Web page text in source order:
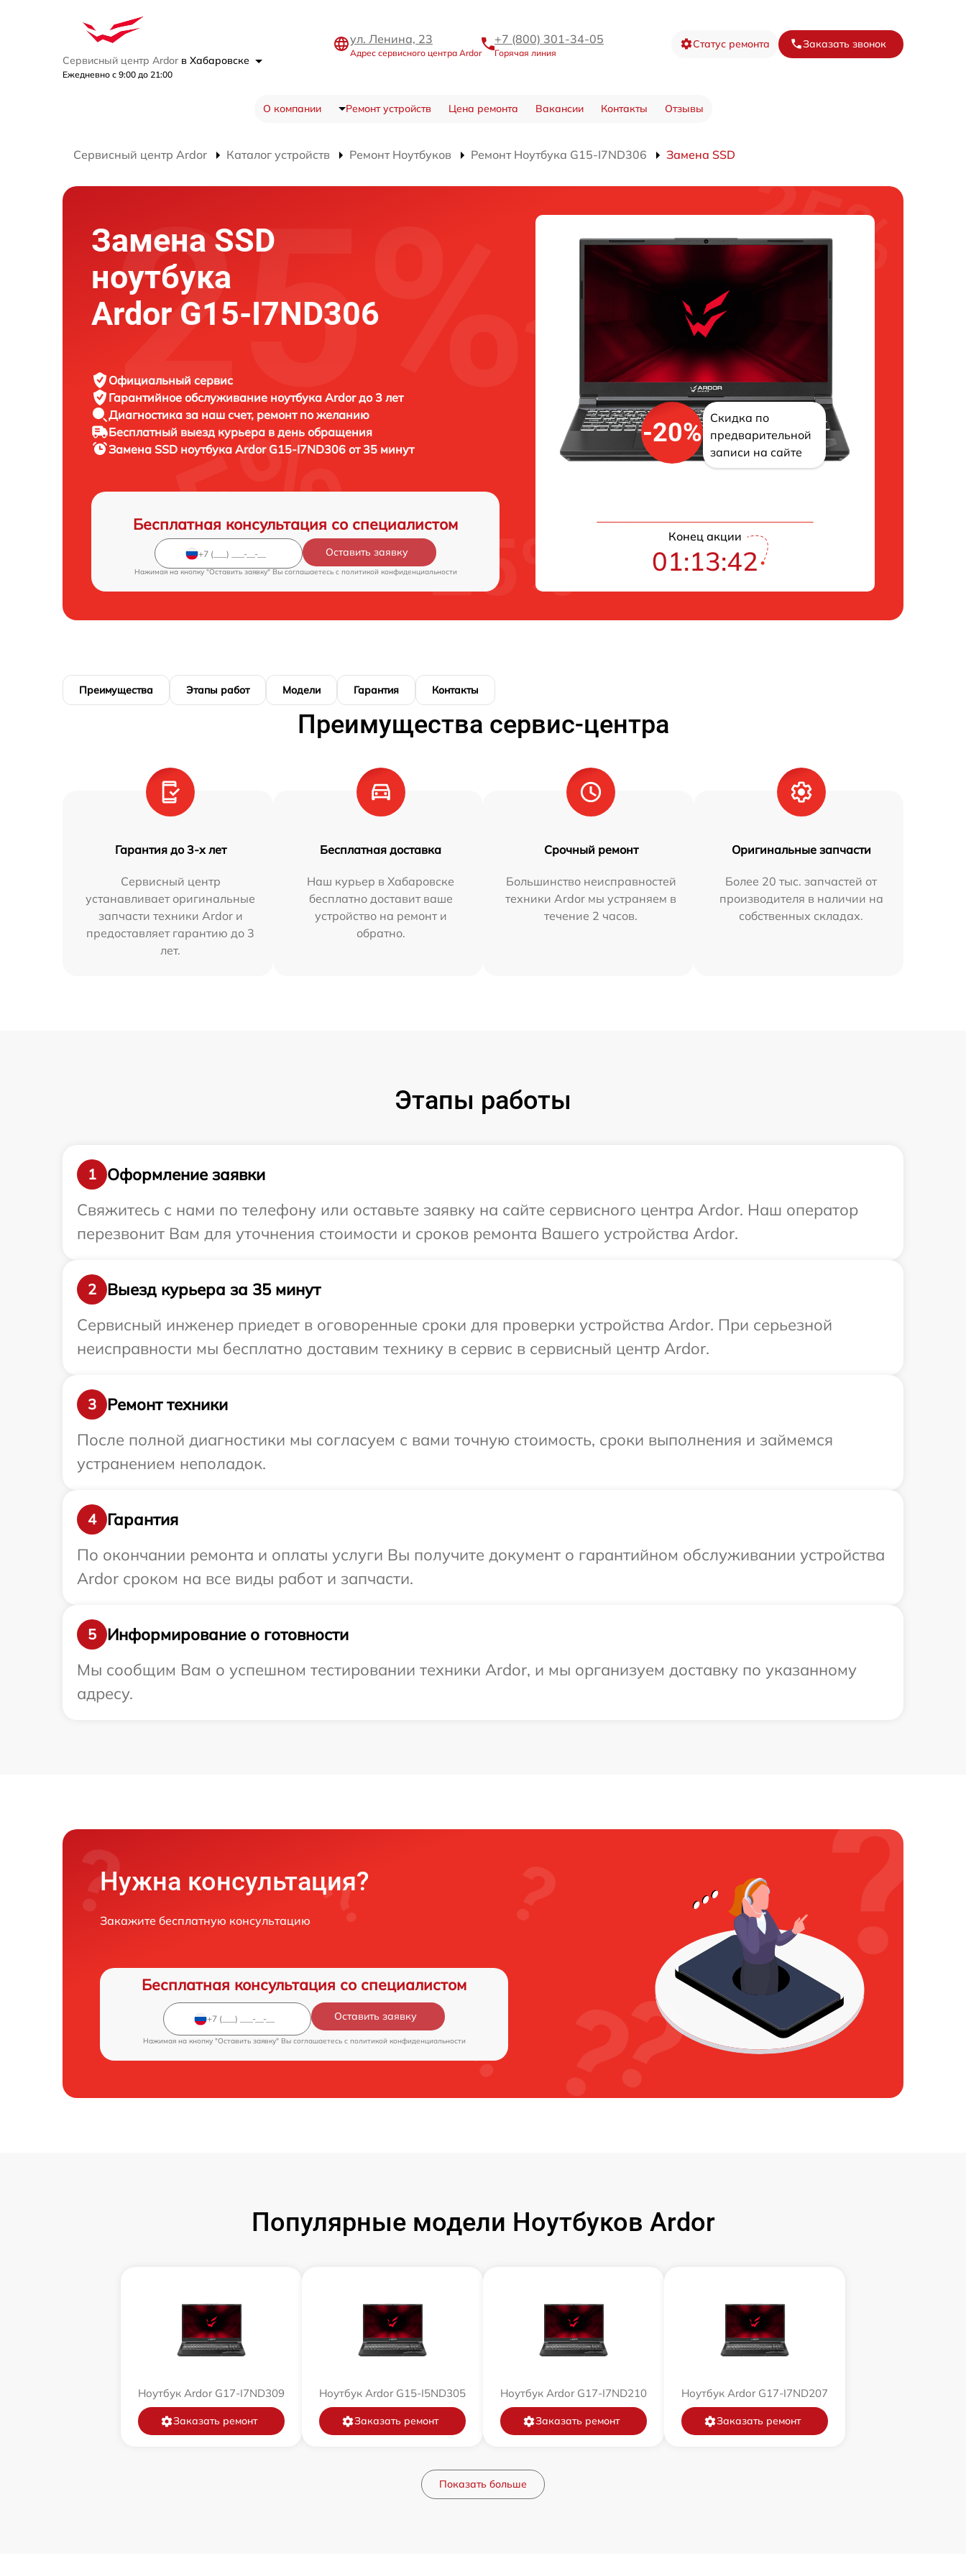
Сервисный центр Ardor в Хабаровске
Ежедневно с 9:00 до 21:00
ул. Ленина, 23
Адрес сервисного центра Ardor
+7 (800) 301-34-05
Горячая линия
Статус ремонта Заказать звонок
О компании Ремонт устройств Цена ремонта Вакансии Контакты Отзывы
Сервисный центр Ardor Каталог устройств Ремонт Ноутбуков Ремонт Ноутбука G15-I7ND306 Замена SSD
Замена SSD
ноутбука
Ardor G15-I7ND306
Официальный сервис
Гарантийное обслуживание ноутбука Ardor до 3 лет
Диагностика за наш счет, ремонт по желанию
Бесплатный выезд курьера в день обращения
Замена SSD ноутбука Ardor G15-I7ND306 от 35 минут
Бесплатная консультация со специалистом
Оставить заявку
Нажимая на кнопку "Оставить заявку" Вы соглашаетесь c политикой конфиденциальности
-20%
Скидка по
предварительной
записи на сайте
Конец акции
01:13:41
Преимущества Этапы работ Модели Гарантия Контакты
Преимущества сервис-центра
Гарантия до 3-х лет
Сервисный центр
устанавливает оригинальные
запчасти техники Ardor и
предоставляет гарантию до 3
лет.
Бесплатная доставка
Наш курьер в Хабаровске
бесплатно доставит ваше
устройство на ремонт и
обратно.
Срочный ремонт
Большинство неисправностей
техники Ardor мы устраняем в
течение 2 часов.
Оригинальные запчасти
Более 20 тыс. запчастей от
производителя в наличии на
собственных складах.
Этапы работы
1
Оформление заявки
Свяжитесь с нами по телефону или оставьте заявку на сайте сервисного центра Ardor. Наш оператор
перезвонит Вам для уточнения стоимости и сроков ремонта Вашего устройства Ardor.
2
Выезд курьера за 35 минут
Сервисный инженер приедет в оговоренные сроки для проверки устройства Ardor. При серьезной
неисправности мы бесплатно доставим технику в сервис в сервисный центр Ardor.
3
Ремонт техники
После полной диагностики мы согласуем с вами точную стоимость, сроки выполнения и займемся
устранением неполадок.
4
Гарантия
По окончании ремонта и оплаты услуги Вы получите документ о гарантийном обслуживании устройства
Ardor сроком на все виды работ и запчасти.
5
Информирование о готовности
Мы сообщим Вам о успешном тестировании техники Ardor, и мы организуем доставку по указанному
адресу.
Нужна консультация?
Закажите бесплатную консультацию
Бесплатная консультация со специалистом
Оставить заявку
Нажимая на кнопку "Оставить заявку" Вы соглашаетесь c политикой конфиденциальности
Популярные модели Ноутбуков Ardor
Ноутбук Ardor G17-I7ND309
Заказать ремонт
Ноутбук Ardor G15-I5ND305
Заказать ремонт
Ноутбук Ardor G17-I7ND210
Заказать ремонт
Ноутбук Ardor G17-I7ND207
Заказать ремонт
Показать больше